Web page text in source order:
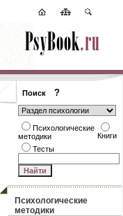
Поиск ?
Психологические
методики
Книги
Тесты
Психологические
методики